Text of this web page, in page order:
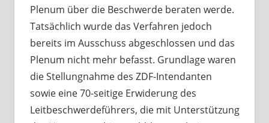
Plenum über die Beschwerde beraten werde.
Tatsächlich wurde das Verfahren jedoch
bereits im Ausschuss abgeschlossen und das
Plenum nicht mehr befasst. Grundlage waren
die Stellungnahme des ZDF-Intendanten
sowie eine 70-seitige Erwiderung des
Leitbeschwerdeführers, die mit Unterstützung